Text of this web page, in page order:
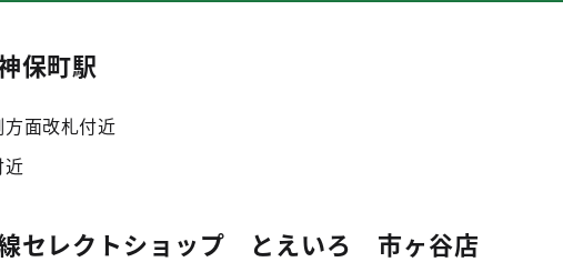
保町駅
面改札付近
近
セレクトショップ とえいろ 市ヶ谷店